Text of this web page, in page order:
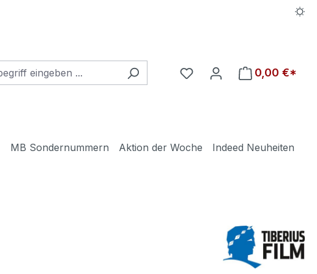
Du hast 0 Produkte auf
0,00 €*
MB Sondernummern Aktion der Woche
Indeed Neuheiten